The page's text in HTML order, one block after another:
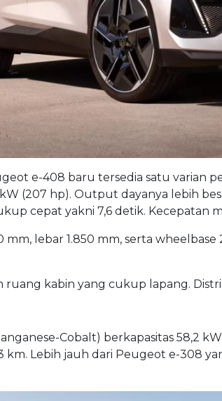
e-408 baru tersedia satu
(207 hp). Output dayanya lebih
cepat yakni 7,6 detik. Kecepatan
mm, lebar 1.850 mm, serta
ruang kabin yang cukup lapang.
Cobalt) berkapasitas 58,2
km. Lebih jauh dari Peugeot e-308